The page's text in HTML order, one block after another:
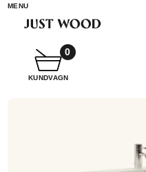
MENU
SNICKARE
KUNDVAGN
0